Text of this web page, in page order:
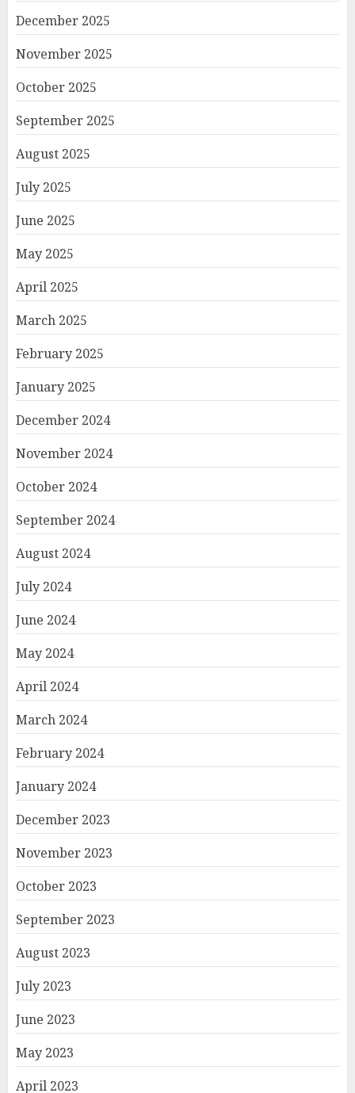
December 2025
November 2025
October 2025
September 2025
August 2025
July 2025
June 2025
May 2025
April 2025
March 2025
February 2025
January 2025
December 2024
November 2024
October 2024
September 2024
August 2024
July 2024
June 2024
May 2024
April 2024
March 2024
February 2024
January 2024
December 2023
November 2023
October 2023
September 2023
August 2023
July 2023
June 2023
May 2023
April 2023